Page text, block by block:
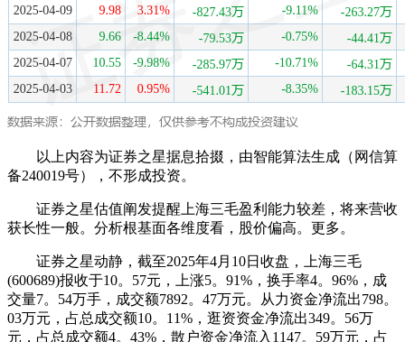
以上内容为证券之星据息拾掇，由智能算法生成（网信算
备240019号），不形成投资。
证券之星估值阐发提醒上海三毛盈利能力较差，将来营收
获长性一般。分析根基面各维度看，股价偏高。更多。
证券之星动静，截至2025年4月10日收盘，上海三毛
(600689)报收于10。57元，上涨5。91%，换手率4。96%，成
交量7。54万手，成交额7892。47万元。从力资金净流出798。
03万元，占总成交额10。11%，逛资资金净流出349。56万
元，占总成交额4。43%，散户资金净流入1147。59万元，占